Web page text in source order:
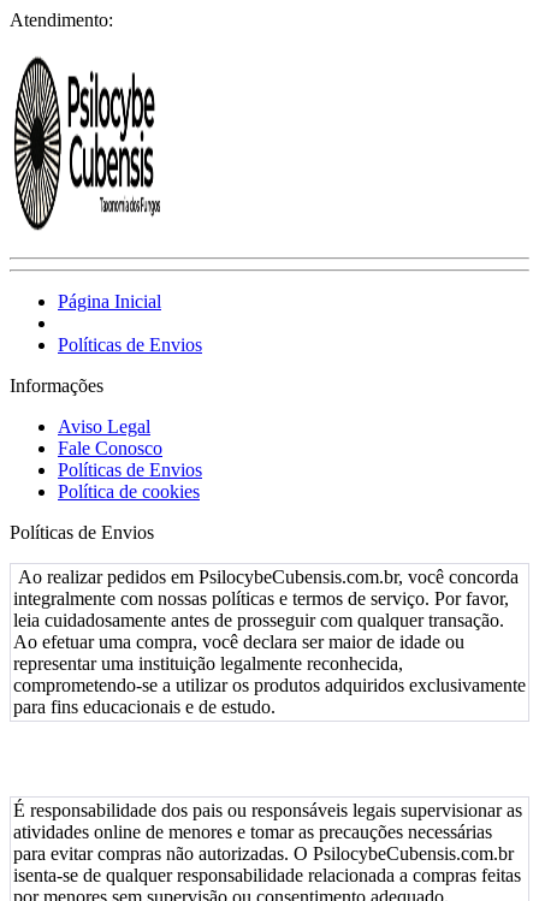
Atendimento:
Página Inicial
Políticas de Envios
Informações
Aviso Legal
Fale Conosco
Políticas de Envios
Política de cookies
Políticas de Envios
Ao realizar pedidos em PsilocybeCubensis.com.br, você concorda
integralmente com nossas políticas e termos de serviço. Por favor,
leia cuidadosamente antes de prosseguir com qualquer transação.
Ao efetuar uma compra, você declara ser maior de idade ou
representar uma instituição legalmente reconhecida,
comprometendo-se a utilizar os produtos adquiridos exclusivamente
para fins educacionais e de estudo.
É responsabilidade dos pais ou responsáveis legais supervisionar as
atividades online de menores e tomar as precauções necessárias
para evitar compras não autorizadas. O PsilocybeCubensis.com.br
isenta-se de qualquer responsabilidade relacionada a compras feitas
por menores sem supervisão ou consentimento adequado.